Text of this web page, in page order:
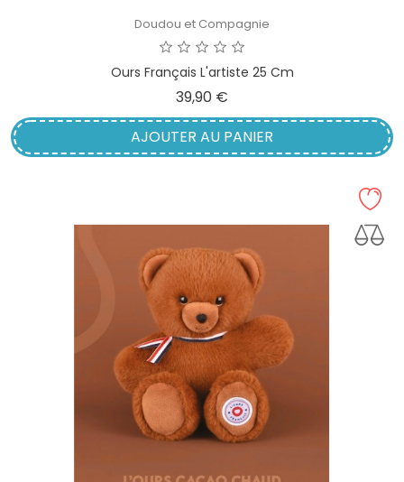
Doudou et Compagnie
Ours Français L'artiste 25 Cm
39,90 €
AJOUTER AU PANIER